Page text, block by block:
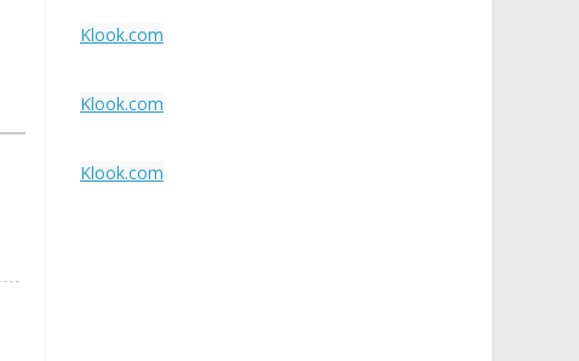
Klook.com
Klook.com
Klook.com